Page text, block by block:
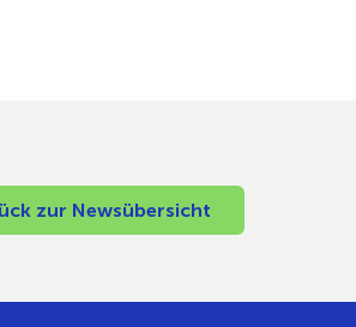
zur Newsübersicht